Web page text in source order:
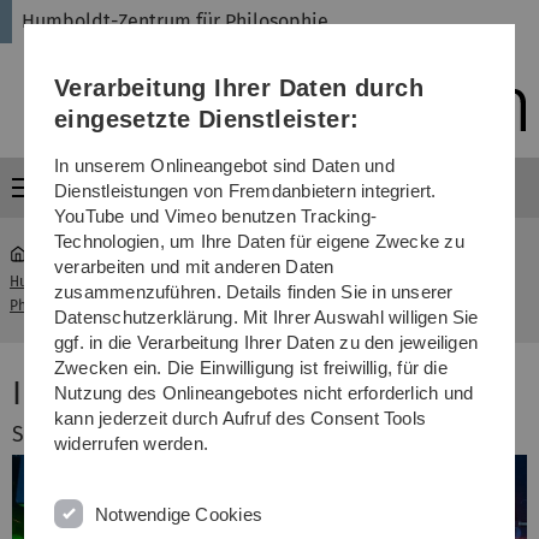
Direkt
Direkt
Direkt
(Sprache,
Drucken,
Media)
Direkt
Direkt
Humboldt-Zentrum für Philosophie
Menü
Humboldt-Zentrum für
Philosophie
...
Interdisziplinäre Ringvorlesung
Sommersemester 2019
Verarbeitung Ihrer Daten durch
eingesetzte Dienstleister:
In unserem Onlineangebot sind Daten und
Dienstleistungen von Fremdanbietern integriert.
YouTube und Vimeo benutzen Tracking-
Technologien, um Ihre Daten für eigene Zwecke zu
verarbeiten und mit anderen Daten
zusammenzuführen. Details finden Sie in unserer
Datenschutzerklärung. Mit Ihrer Auswahl willigen Sie
ggf. in die Verarbeitung Ihrer Daten zu den jeweiligen
Zwecken ein. Die Einwilligung ist freiwillig, für die
Nutzung des Onlineangebotes nicht erforderlich und
kann jederzeit durch Aufruf des Consent Tools
widerrufen werden.
Notwendige Cookies